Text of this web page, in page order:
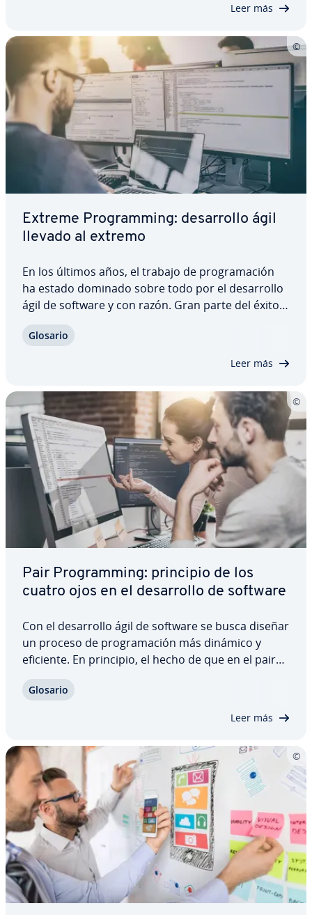
Leer más
Extreme Pro­gra­m­mi­ng: de­sa­rro­llo ágil
llevado al extremo
En los últimos años, el trabajo de pro­gra­ma­ción
ha estado dominado sobre todo por el de­sa­rro­llo
ágil de software y con razón. Gran parte del éxito
hay nada más ágil que XP. En este contexto, el
Glosario
Leer más
Pair Pro­gra­m­mi­ng: principio de los
cuatro ojos en el de­sa­rro­llo de software
Con el de­sa­rro­llo ágil de software se busca diseñar
un proceso de pro­gra­ma­ción más dinámico y
eficiente. En principio, el hecho de que en el pair
que tengan la misma tarea resulta un poco co­n­tra­
Glosario
Leer más